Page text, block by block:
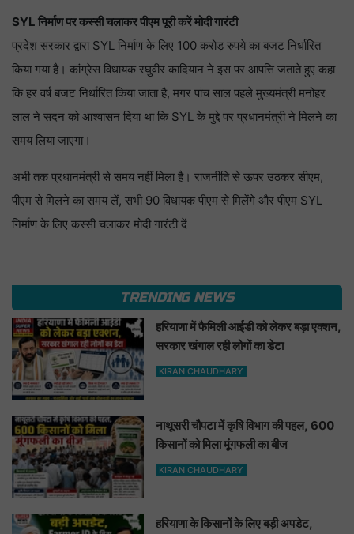
SYL निर्माण पर कस्सी चलाकर पीएम पूरी करें मोदी गारंटी
प्रदेश सरकार द्वारा SYL निर्माण के लिए 100 करोड़ रुपये का बजट निर्धारित
किया गया है। कांग्रेस विधायक रघुवीर कादियान ने इस पर आपत्ति जताते हुए कहा
कि हर वर्ष बजट निर्धारित किया जाता है, मगर पांच साल पहले मुख्यमंत्री मनोहर
लाल ने सदन को आश्वासन दिया था कि SYL के मुद्दे पर प्रधानमंत्री ने मिलने का
समय लिया जाएगा।
अभी तक प्रधानमंत्री से समय नहीं मिला है। राजनीति से ऊपर उठकर सीएम,
पीएम से मिलने का समय लें, सभी 90 विधायक पीएम से मिलेंगे और पीएम SYL
निर्माण के लिए कस्सी चलाकर मोदी गारंटी दें
TRENDING NEWS
हरियाणा में फैमिली आईडी को लेकर बड़ा एक्शन,
सरकार खंगाल रही लोगों का डेटा
KIRAN CHAUDHARY
नाथूसरी चौपटा में कृषि विभाग की पहल, 600
किसानों को मिला मूंगफली का बीज
KIRAN CHAUDHARY
हरियाणा के किसानों के लिए बड़ी अपडेट,